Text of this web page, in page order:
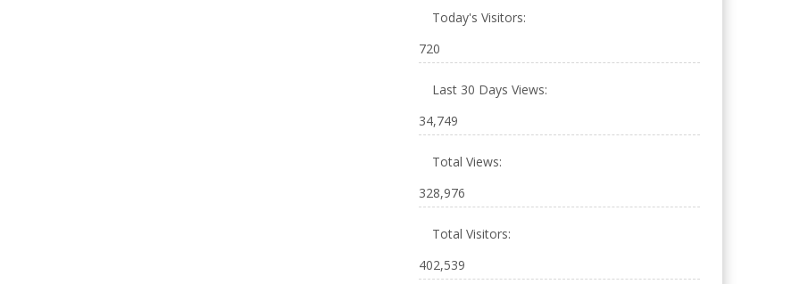
Today's Visitors:
720
Last 30 Days Views:
34,749
Total Views:
328,976
Total Visitors:
402,539